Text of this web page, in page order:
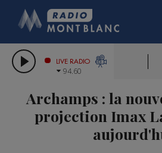
LES CHRONIQUES DE
CITIZEN
GRAND MASSIF
BIGARD
COMPAGNIE DU
LIVE RADIO
94.60
Archamps : la
projection Imax